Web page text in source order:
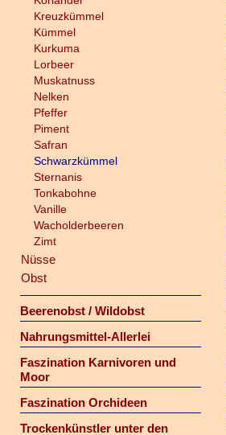
Kreuzkümmel
Kümmel
Kurkuma
Lorbeer
Muskatnuss
Nelken
Pfeffer
Piment
Safran
Schwarzkümmel
Sternanis
Tonkabohne
Vanille
Wacholderbeeren
Zimt
Nüsse
Obst
Beerenobst / Wildobst
Nahrungsmittel-Allerlei
Faszination Karnivoren und
Moor
Faszination Orchideen
Trockenkünstler unter den